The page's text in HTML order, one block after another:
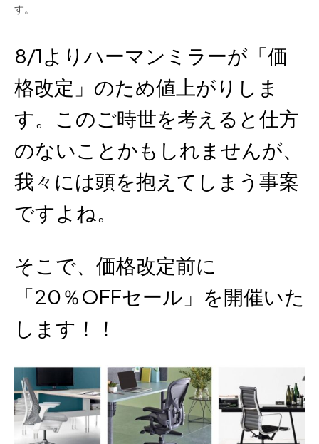
す。
8/1よりハーマンミラーが「価
格改定」のため値上がりしま
す。このご時世を考えると仕方
のないことかもしれませんが、
我々には頭を抱えてしまう事案
ですよね。
そこで、価格改定前に
「20％OFFセール」を開催いた
します！！